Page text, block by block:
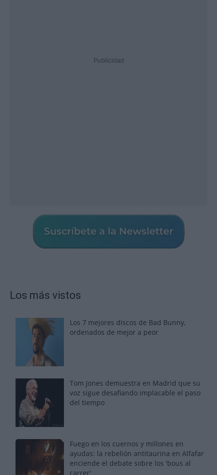
Publicidad
Los más vistos
Los 7 mejores discos de Bad Bunny,
ordenados de mejor a peor
Tom Jones demuestra en Madrid que su
voz sigue desafiando implacable el paso
del tiempo
Fuego en los cuernos y millones en
ayudas: la rebelión antitaurina en Alfafar
enciende el debate sobre los 'bous al
carrer'